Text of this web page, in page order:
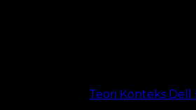
Teori Konteks Dell